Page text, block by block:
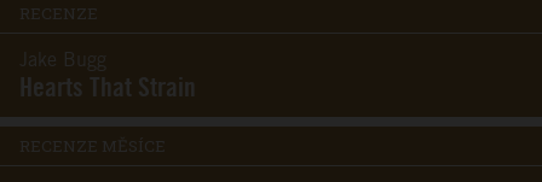
RECENZE
Jake Bugg
Hearts That Strain
RECENZE MĚSÍCE